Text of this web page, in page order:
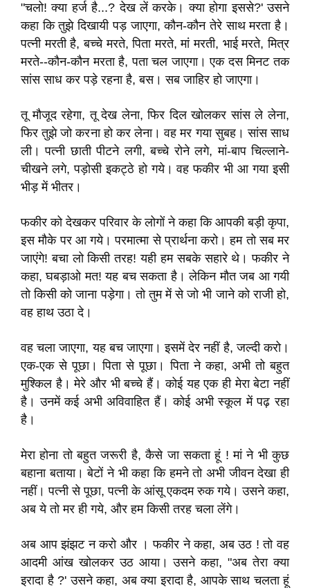
"चलो! क्या हर्ज है...? देख लें करके। क्या होगा इससे?' उसने
कहा कि तुझे दिखायी पड़ जाएगा, कौन-कौन तेरे साथ मरता है।
पत्नी मरती है, बच्चे मरते, पिता मरते, मां मरती, भाई मरते, मित्र
मरते--कौन-कौन मरता है, पता चल जाएगा। एक दस मिनट तक
सांस साध कर पड़े रहना है, बस। सब जाहिर हो जाएगा।
तू मौजूद रहेगा, तू देख लेना, फिर दिल खोलकर सांस ले लेना,
फिर तुझे जो करना हो कर लेना। वह मर गया सुबह। सांस साध
ली। पत्नी छाती पीटने लगी, बच्चे रोने लगे, मां-बाप चिल्लाने-
चीखने लगे, पड़ोसी इकट्ठे हो गये। वह फकीर भी आ गया इसी
भीड़ में भीतर।
फकीर को देखकर परिवार के लोगों ने कहा कि आपकी बड़ी कृपा,
इस मौके पर आ गये। परमात्मा से प्रार्थना करो। हम तो सब मर
जाएंगे! बचा लो किसी तरह! यही हम सबके सहारे थे। फकीर ने
कहा, घबड़ाओ मत! यह बच सकता है। लेकिन मौत जब आ गयी
तो किसी को जाना पड़ेगा। तो तुम में से जो भी जाने को राजी हो,
वह हाथ उठा दे।
वह चला जाएगा, यह बच जाएगा। इसमें देर नहीं है, जल्दी करो।
एक-एक से पूछा। पिता से पूछा। पिता ने कहा, अभी तो बहुत
मुश्किल है। मेरे और भी बच्चे हैं। कोई यह एक ही मेरा बेटा नहीं
है। उनमें कई अभी अविवाहित हैं। कोई अभी स्कूल में पढ़ रहा
है।
मेरा होना तो बहुत जरूरी है, कैसे जा सकता हूं ! मां ने भी कुछ
बहाना बताया। बेटों ने भी कहा कि हमने तो अभी जीवन देखा ही
नहीं। पत्नी से पूछा, पत्नी के आंसू एकदम रुक गये। उसने कहा,
अब ये तो मर ही गये, और हम किसी तरह चला लेंगे।
अब आप झंझट न करो और । फकीर ने कहा, अब उठ ! तो वह
आदमी आंख खोलकर उठ आया। उसने कहा, "अब तेरा क्या
इरादा है ?' उसने कहा, अब क्या इरादा है, आपके साथ चलता हूं